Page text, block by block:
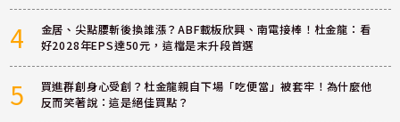
4
金居、尖點腰斬後換誰漲？ABF載板欣興、南電接棒！杜金龍：看
好2028年EPS達50元，這檔是末升段首選
5
買進群創身心受創？杜金龍親自下場「吃便當」被套牢！為什麼他
反而笑著說：這是絕佳買點？